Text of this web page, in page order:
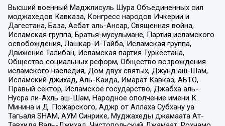
Высший военный Маджлисуль Шура Объединенных сил
моджахедов Кавказа, Конгресс народов Ичкерии и
Дагестана, База, Асбат аль-Ансар, Священная война,
Исламская группа, Братья-мусульмане, Партия исламского
освобождения, Лашкар-И-Тайба, Исламская группа,
Движение Талибан, Исламская партия Туркестана,
Общество социальных реформ, Общество возрождения
исламского наследия, Дом двух святых, Джунд аш-Шам,
Исламский джихад, Аль-Каида, Имарат Кавказ, АБТО,
Правый сектор, Исламское государство, Джабха аль-
Нусра ли-Ахль аш-Шам, Народное ополчение имени К.
Минина и Д. Пожарского, Аджр от Аллаха Субхану уа
Тагьаля SHAM, АУМ Синрике, Муджахеды джамаата Ат-